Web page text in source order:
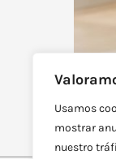
Usamos
mostrar
nuestro